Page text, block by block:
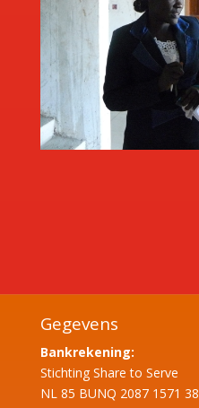
Gegevens
Bankrekening:
Stichting Share to Serve
NL 85 BUNQ 2087 1571 38